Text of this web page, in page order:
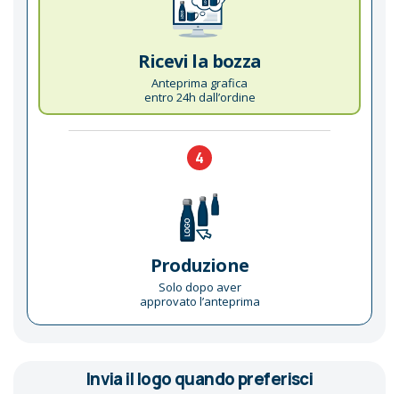
Ricevi la bozza
Anteprima grafica
entro 24h dall’ordine
4
Produzione
Solo dopo aver
approvato l’anteprima
Invia il logo quando preferisci